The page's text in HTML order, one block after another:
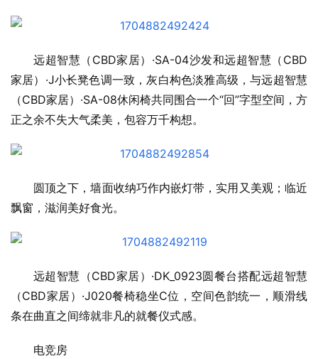
远超智慧（CBD家居）·SA-04沙发和远超智慧（CBD
家居）·J小长凳色调一致，灰白构色淡雅高级，与远超智慧
（CBD家居）·SA-08休闲椅共同围合一个“回”字型空间，方
正之余不失大气柔美，包容万千构想。
圆顶之下，墙面收纳巧作内嵌灯带，实用又美观；临近
飘窗，滋润美好食光。
远超智慧（CBD家居）·DK_0923圆餐台搭配远超智慧
（CBD家居）·J020餐椅稳坐C位，空间色韵统一，顺滑线
条在曲直之间缔就非凡的就餐仪式感。
电竞房